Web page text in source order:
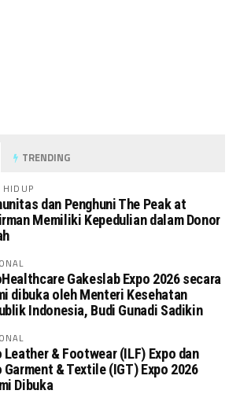
TRENDING
HIDUP
dan Penghuni The Peak at
Memiliki Kepedulian dalam Donor
Gakeslab Expo 2026 secara
dibuka oleh Menteri Kesehatan
Indonesia, Budi Gunadi Sadikin
Leather & Footwear (ILF) Expo dan
Garment & Textile (IGT) Expo 2026
Dibuka